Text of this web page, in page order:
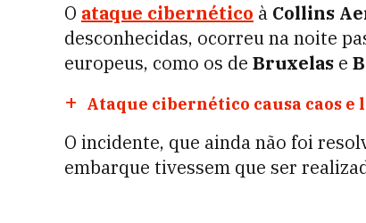
O ataque cibernético à Collins
desconhecidas, ocorreu na noite
europeus, como os de Bruxelas e
Ataque cibernético causa caos
O incidente, que ainda não foi
embarque tivessem que ser